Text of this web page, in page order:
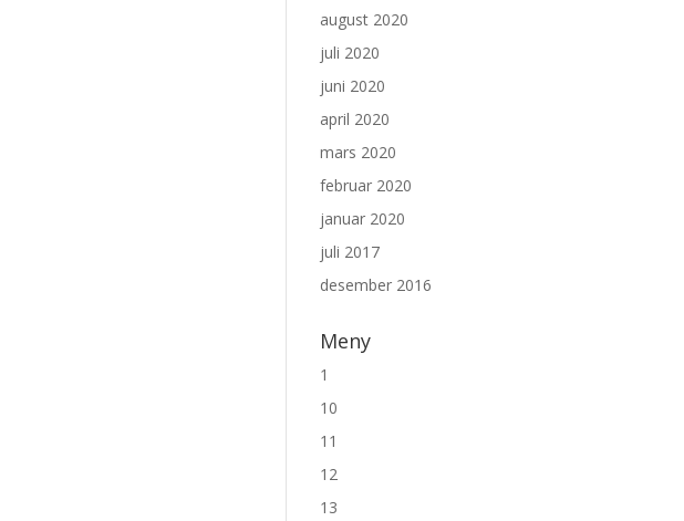
august 2020
juli 2020
juni 2020
april 2020
mars 2020
februar 2020
januar 2020
juli 2017
desember 2016
Meny
1
10
11
12
13